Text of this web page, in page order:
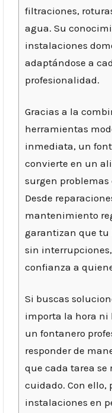
filtraciones,
agua. Su
instalaciones
adaptándose a
profesionalidad.
Gracias a la
herramientas
inmediata, un
convierte en un
surgen problemas
Desde
mantenimiento
garantizan que tu
sin
confianza a
Si buscas
importa la hora ni
un fontanero
responder de
que cada tarea se
cuidado. Con ello,
instalaciones en